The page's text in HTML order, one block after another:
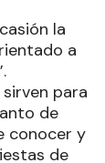
la
a
para
de
conocer y
de